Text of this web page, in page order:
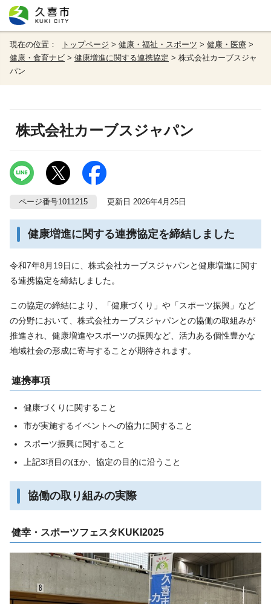
現在の位置： トップページ > 健康・福祉・スポーツ > 健康・医療 >
健康・食育ナビ > 健康増進に関する連携協定 > 株式会社カーブスジャ
パン
株式会社カーブスジャパン
ページ番号1011215 更新日 2026年4月25日
健康増進に関する連携協定を締結しました
令和7年8月19日に、株式会社カーブスジャパンと健康増進に関す
る連携協定を締結しました。
この協定の締結により、「健康づくり」や「スポーツ振興」など
の分野において、株式会社カーブスジャパンとの協働の取組みが
推進され、健康増進やスポーツの振興など、活力ある個性豊かな
地域社会の形成に寄与することが期待されます。
連携事項
健康づくりに関すること
市が実施するイベントへの協力に関すること
スポーツ振興に関すること
上記3項目のほか、協定の目的に沿うこと
協働の取り組みの実際
健幸・スポーツフェスタKUKI2025